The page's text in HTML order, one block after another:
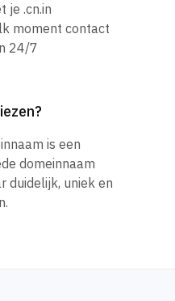
je .cn.in
moment contact
24/7
is een
domeinnaam
duidelijk, uniek en